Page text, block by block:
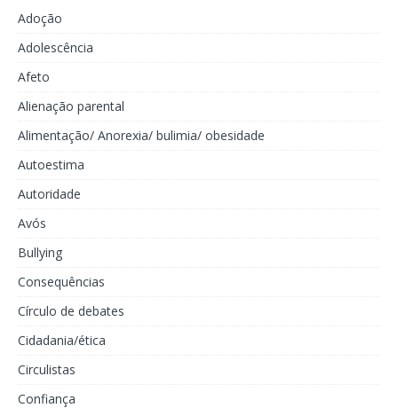
Adoção
Adolescência
Afeto
Alienação parental
Alimentação/ Anorexia/ bulimia/ obesidade
Autoestima
Autoridade
Avós
Bullying
Consequências
Círculo de debates
Cidadania/ética
Circulistas
Confiança